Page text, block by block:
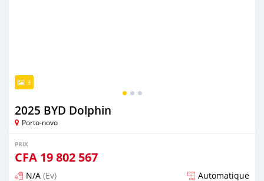
3
2025 BYD Dolphin
Porto-novo
PRIX
CFA 19 802 567
N/A (Ev) Automatique